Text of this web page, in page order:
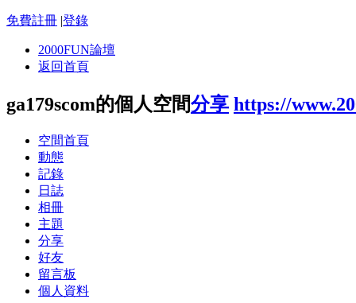
免費註冊 |登錄
2000FUN論壇
返回首頁
ga179scom的個人空間分享 https://
空間首頁
動態
記錄
日誌
相冊
主題
分享
好友
留言板
個人資料